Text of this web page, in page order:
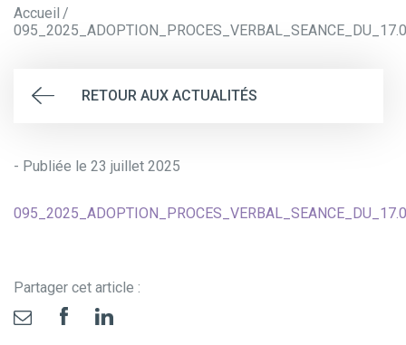
Accueil
RETOUR AUX ACTUALITÉS
- Publiée le 23 juillet 2025
Partager cet article :